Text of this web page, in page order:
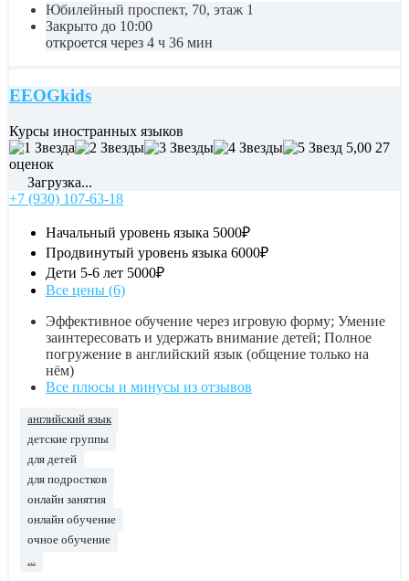
Юбилейный проспект, 70, этаж 1
Закрыто до 10:00
откроется через 4 ч 36 мин
EEOGkids
Курсы иностранных языков
5,00 27
оценок
Загрузка...
+7 (930) 107-63-18
Начальный уровень языка 5000₽
Продвинутый уровень языка 6000₽
Дети 5-6 лет 5000₽
Все цены (6)
Эффективное обучение через игровую форму; Умение
заинтересовать и удержать внимание детей; Полное
погружение в английский язык (общение только на
нём)
Все плюсы и минусы из отзывов
английский язык
детские группы
для детей
для подростков
онлайн занятия
онлайн обучение
очное обучение
...